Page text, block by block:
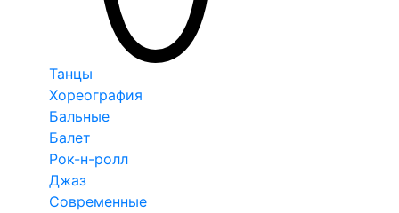
Танцы
Хореография
Бальные
Балет
Рок-н-ролл
Джаз
Современные